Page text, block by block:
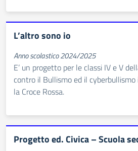
L’altro sono io
Anno scolastico 2024/2025
E’ un progetto per le classi IV e V
contro il Bullismo ed il
la Croce Rossa.
Progetto ed. Civica – Scuola